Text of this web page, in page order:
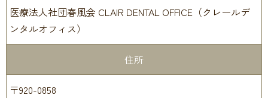
医療法人社団春風会 CLAIR DENTAL OFFICE（クレールデ
ンタルオフィス）
住所
〒920-0858